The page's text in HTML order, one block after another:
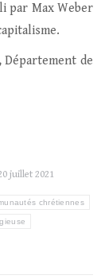
par Max Weber
de
juillet 2021
chrétiennes